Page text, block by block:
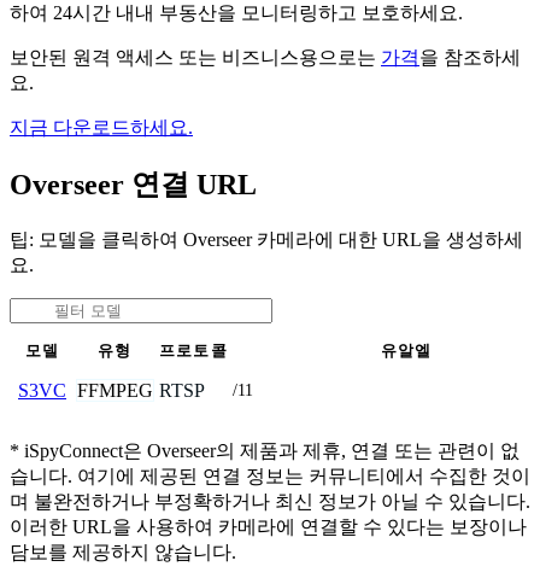
하여 24시간 내내 부동산을 모니터링하고 보호하세요.
보안된 원격 액세스 또는 비즈니스용으로는 가격을 참조하세
요.
지금 다운로드하세요.
Overseer 연결 URL
팁: 모델을 클릭하여 Overseer 카메라에 대한 URL을 생성하세
요.
모델 유형 프로토콜 유알엘
S3VC FFMPEG RTSP /11
* iSpyConnect은 Overseer의 제품과 제휴, 연결 또는 관련이 없
습니다. 여기에 제공된 연결 정보는 커뮤니티에서 수집한 것이
며 불완전하거나 부정확하거나 최신 정보가 아닐 수 있습니다.
이러한 URL을 사용하여 카메라에 연결할 수 있다는 보장이나
담보를 제공하지 않습니다.